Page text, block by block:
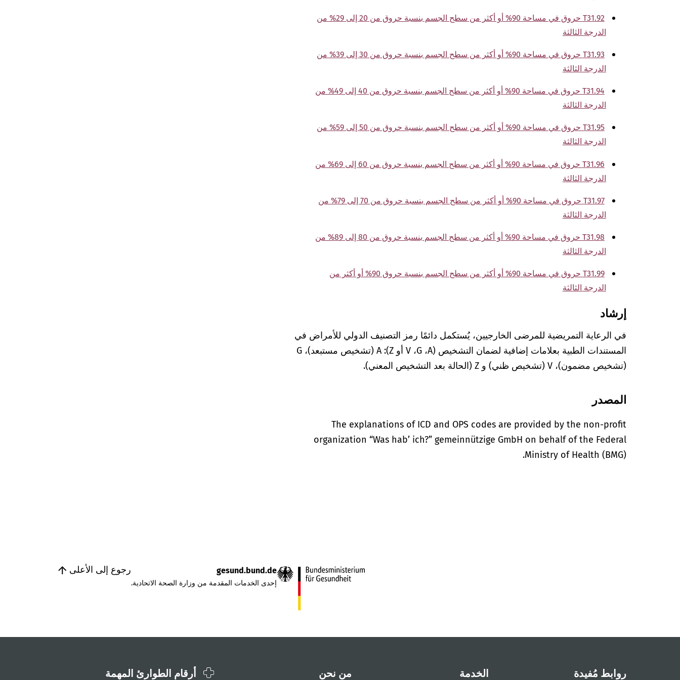
T31.92 حروق في مساحة 90% أو أكثر من سطح الجسم بنسبة حروق من 20 إلى 29% من
الدرجة الثالثة
T31.93 حروق في مساحة 90% أو أكثر من سطح الجسم بنسبة حروق من 30 إلى 39% من
الدرجة الثالثة
T31.94 حروق في مساحة 90% أو أكثر من سطح الجسم بنسبة حروق من 40 إلى 49% من
الدرجة الثالثة
T31.95 حروق في مساحة 90% أو أكثر من سطح الجسم بنسبة حروق من 50 إلى 59% من
الدرجة الثالثة
T31.96 حروق في مساحة 90% أو أكثر من سطح الجسم بنسبة حروق من 60 إلى 69% من
الدرجة الثالثة
T31.97 حروق في مساحة 90% أو أكثر من سطح الجسم بنسبة حروق من 70 إلى 79% من
الدرجة الثالثة
T31.98 حروق في مساحة 90% أو أكثر من سطح الجسم بنسبة حروق من 80 إلى 89% من
الدرجة الثالثة
T31.99 حروق في مساحة 90% أو أكثر من سطح الجسم بنسبة حروق 90% أو أكثر من
الدرجة الثالثة
إرشاد
في الرعاية التمريضية للمرضى الخارجيين، يُستكمل دائمًا رمز التصنيف الدولي للأمراض في
المستندات الطبية بعلامات إضافية لضمان التشخيص (A‏، G‏، V أو Z): A (تشخيص مستبعد)، G
(تشخيص مضمون)، V (تشخيص ظني) و Z (الحالة بعد التشخيص المعني).
المصدر
The explanations of ICD and OPS codes are provided by the non-profit
organization “Was hab’ ich?” gemeinnützige GmbH on behalf of the Federal
Ministry of Health (BMG).
رجوع إلى الأعلى gesund.bund.de
إحدى الخدمات المقدمة من وزارة الصحة الاتحادية.
روابط مُفيدة الخدمة من نحن أرقام الطوارئ المهمة